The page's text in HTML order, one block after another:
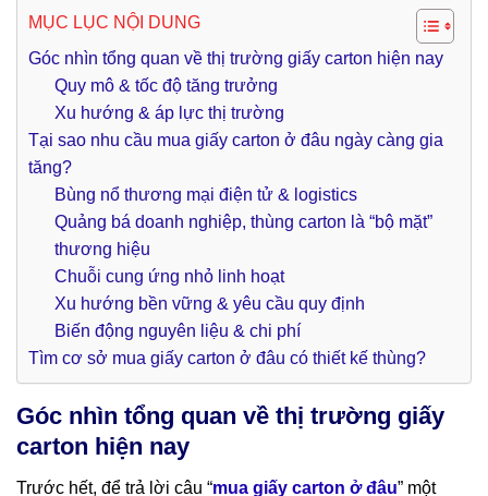
MỤC LỤC NỘI DUNG
Góc nhìn tổng quan về thị trường giấy carton hiện nay
Quy mô & tốc độ tăng trưởng
Xu hướng & áp lực thị trường
Tại sao nhu cầu mua giấy carton ở đâu ngày càng gia
tăng?
Bùng nổ thương mại điện tử & logistics
Quảng bá doanh nghiệp, thùng carton là “bộ mặt”
thương hiệu
Chuỗi cung ứng nhỏ linh hoạt
Xu hướng bền vững & yêu cầu quy định
Biến động nguyên liệu & chi phí
Tìm cơ sở mua giấy carton ở đâu có thiết kế thùng?
Góc nhìn tổng quan về thị trường giấy
carton hiện nay
Trước hết, để trả lời câu “mua giấy carton ở đâu” một